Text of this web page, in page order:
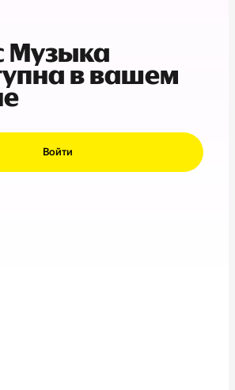
Музыка
в вашем
Войти